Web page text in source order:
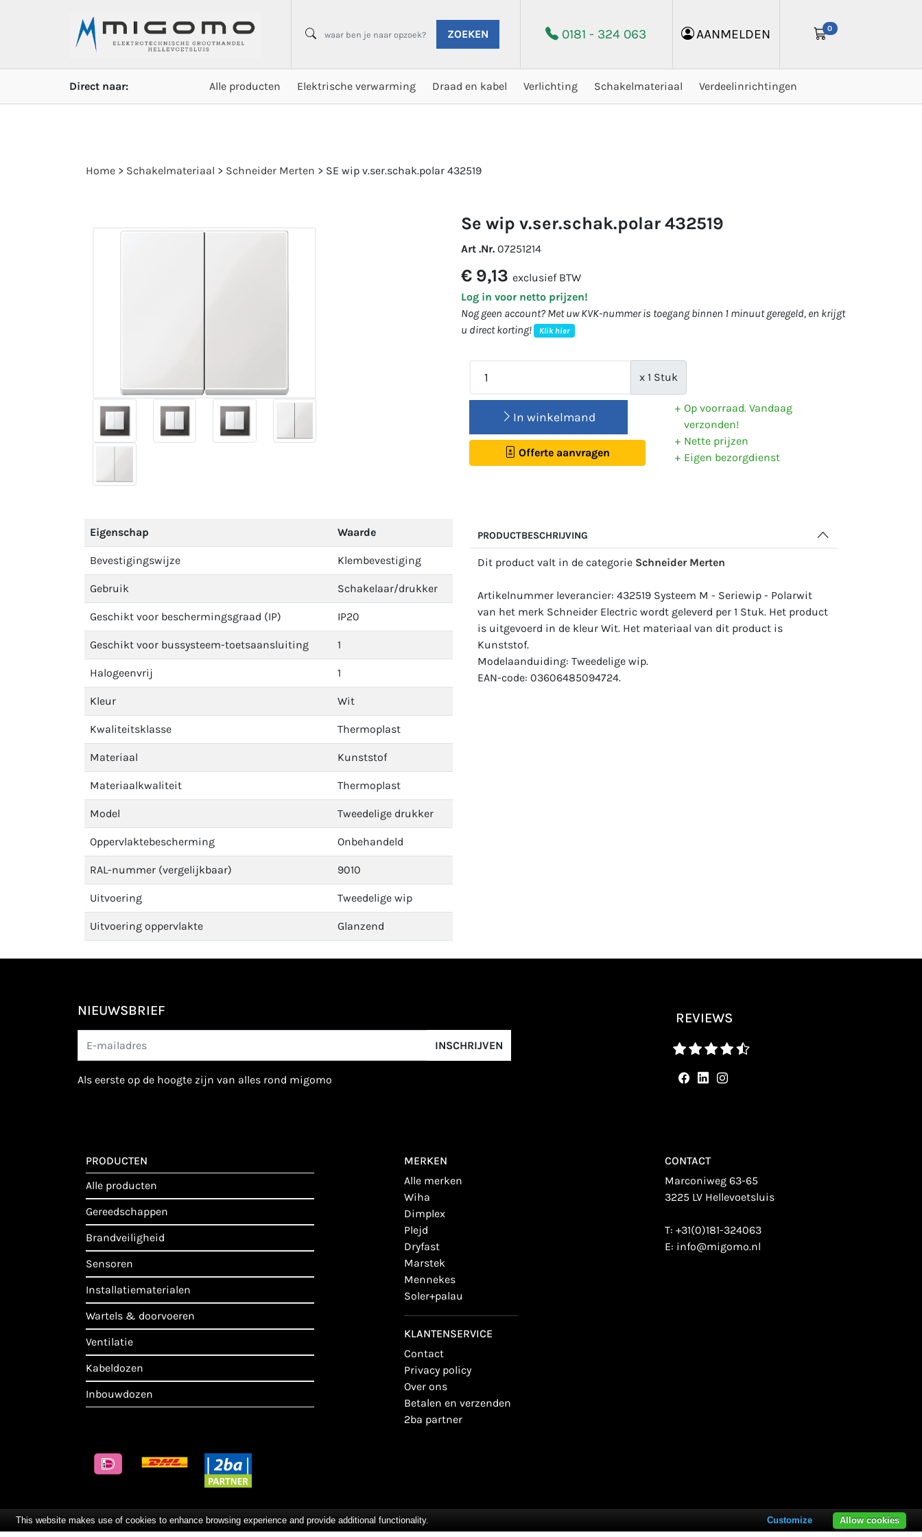
ZOEKEN 0181 - 324 063 AANMELDEN 0
Direct naar: Alle producten Elektrische verwarming Draad en kabel Verlichting Schakelmateriaal Verdeelinrichtingen
Home > Schakelmateriaal > Schneider Merten > SE wip v.ser.schak.polar 432519
se wip v.ser.schak.polar 432519
Art .Nr. 07251214
€ 9,13 exclusief BTW
Log in voor netto prijzen!
Nog geen account? Met uw KVK-nummer is toegang binnen 1 minuut geregeld, en krijgt
u direct korting!
Klik hier
x 1 Stuk
In winkelmand
Offerte aanvragen
Op voorraad. Vandaag
verzonden!
Nette prijzen
Eigen bezorgdienst
Eigenschap Waarde
Bevestigingswijze Klembevestiging
Gebruik Schakelaar/drukker
Geschikt voor beschermingsgraad (IP) IP20
Geschikt voor bussysteem-toetsaansluiting 1
Halogeenvrij 1
Kleur Wit
Kwaliteitsklasse Thermoplast
Materiaal Kunststof
Materiaalkwaliteit Thermoplast
Model Tweedelige drukker
Oppervlaktebescherming Onbehandeld
RAL-nummer (vergelijkbaar) 9010
Uitvoering Tweedelige wip
Uitvoering oppervlakte Glanzend
PRODUCTBESCHRIJVING
Dit product valt in de categorie Schneider Merten
Artikelnummer leverancier: 432519 Systeem M - Seriewip - Polarwit
van het merk Schneider Electric wordt geleverd per 1 Stuk. Het product
is uitgevoerd in de kleur Wit. Het materiaal van dit product is
Kunststof.
Modelaanduiding: Tweedelige wip.
EAN-code: 03606485094724.
NIEUWSBRIEF
INSCHRIJVEN
als eerste op de hoogte zijn van alles rond migomo
REVIEWS
PRODUCTEN
alle producten
gereedschappen
brandveiligheid
sensoren
installatiematerialen
wartels & doorvoeren
ventilatie
kabeldozen
inbouwdozen
MERKEN
alle merken
wiha
dimplex
plejd
dryfast
marstek
mennekes
soler+palau
KLANTENSERVICE
contact
privacy policy
over ons
betalen en verzenden
2ba partner
CONTACT
Marconiweg 63-65
3225 LV Hellevoetsluis
T:+31(0)181-324063
E: info@migomo.nl
This website makes use of cookies to enhance browsing experience and provide additional functionality. Allow cookies
Customize